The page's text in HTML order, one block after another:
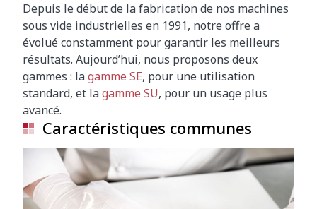
Depuis le début de la fabrication de nos machines
sous vide industrielles en 1991, notre offre a
évolué constamment pour garantir les meilleurs
résultats. Aujourd’hui, nous proposons deux
gammes : lagamme SE, pour une utilisation
standard, et lagamme SU, pour un usage plus
avancé.
Caractéristiques communes